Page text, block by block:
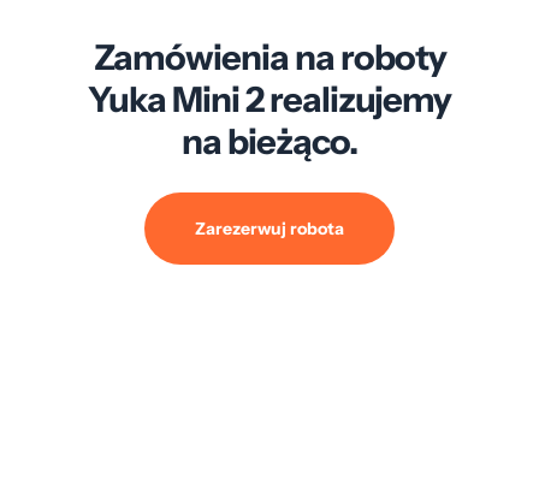
Zamówienia na roboty
Yuka Mini 2 realizujemy
na bieżąco.
Zarezerwuj robota